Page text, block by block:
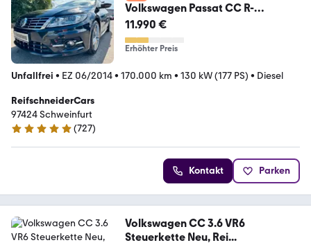
Volkswagen Passat CC R-
Line*4xSitzheizung*LED*AHK*1
Hand*
11.990 €
Erhöhter Preis
Unfallfrei • EZ 06/2014• 170.000 km • 130 kW (177 PS) • Diesel
ReifschneiderCars
97424 Schweinfurt
4.8 Sterne
(727)
Kontakt Parken
Volkswagen CC 3.6 VR6
Steuerkette Neu, Rei...